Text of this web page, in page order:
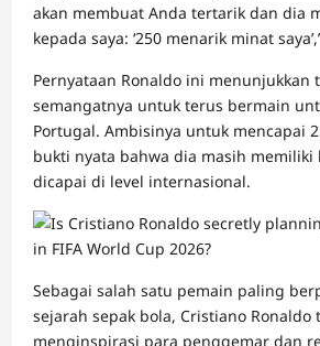
akan membuat Anda tertarik dan dia
kepada saya: ‘250 menarik minat
Pernyataan Ronaldo ini menunjukkan
semangatnya untuk terus bermain
Portugal. Ambisinya untuk mencapai
bukti nyata bahwa dia masih memiliki
dicapai di level internasional.
Sebagai salah satu pemain paling
sejarah sepak bola, Cristiano Ronaldo
menginspirasi para penggemar dan